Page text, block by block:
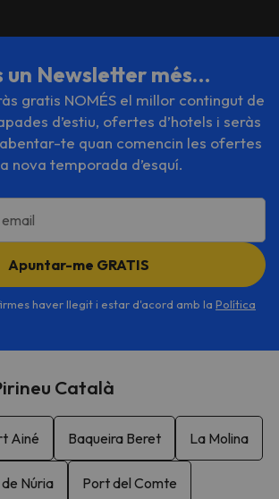
un Newsletter més…
gratis NOMÉS el millor contingut de
d’estiu, ofertes d’hotels i seràs
te quan comencin les ofertes
nova temporada d’esquí.
Apuntar-me GRATIS
haver llegit i estar d'acord amb la Política
Català
Ainé Baqueira Beret La Molina
de Núria Port del Comte